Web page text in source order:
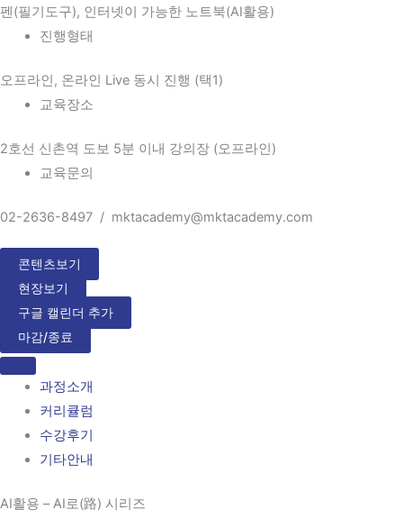
펜(필기도구), 인터넷이 가능한 노트북(AI활용)
진행형태
오프라인, 온라인 Live 동시 진행 (택1)
교육장소
2호선 신촌역 도보 5분 이내 강의장 (오프라인)
교육문의
02-2636-8497 / mktacademy@mktacademy.com
콘텐츠보기
현장보기
구글 캘린더 추가
마감/종료
과정소개
커리큘럼
수강후기
기타안내
AI활용 – AI로(路) 시리즈